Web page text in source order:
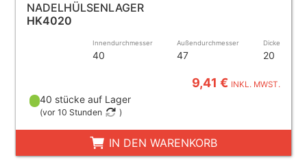
NADELHÜLSENLAGER
HK4020
Innendurchmesser
40
Außendurchmesser
47
Dicke
20
9,41 € INKL. MWST.
40 stücke auf Lager
(vor 10 Stunden )
IN DEN WARENKORB